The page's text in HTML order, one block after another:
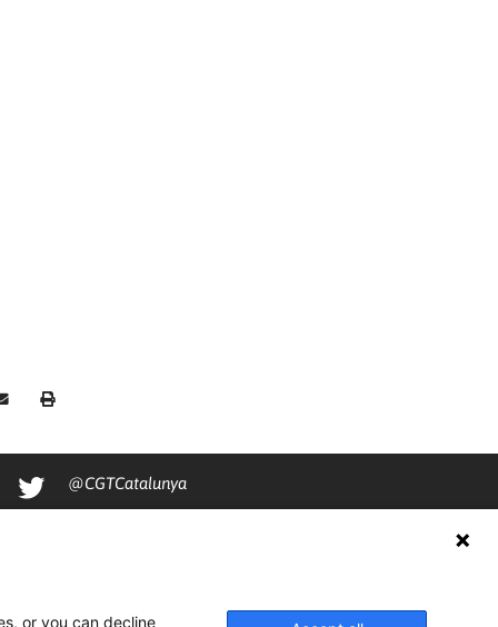
@CGTCatalunya
or you can decline